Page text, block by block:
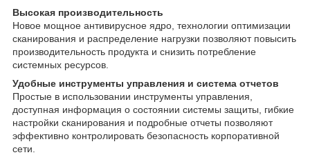
Высокая производительность
Новое мощное антивирусное ядро, технологии оптимизации
сканирования и распределение нагрузки позволяют повысить
производительность продукта и снизить потребление
системных ресурсов.
Удобные инструменты управления и система отчетов
Простые в использовании инструменты управления,
доступная информация о состоянии системы защиты, гибкие
настройки сканирования и подробные отчеты позволяют
эффективно контролировать безопасность корпоративной
сети.